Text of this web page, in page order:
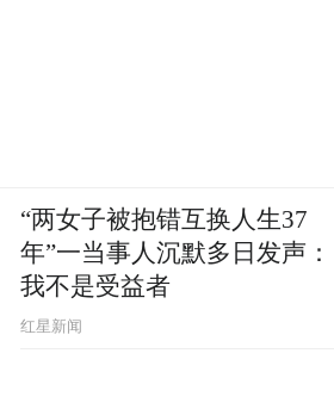
“两女子被抱错互换人生37
年”一当事人沉默多日发声：
我不是受益者
红星新闻